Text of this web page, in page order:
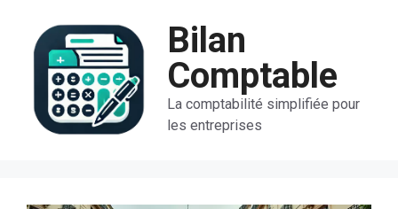
contenu
Bilan
Comptable
La comptabilité simplifiée pour
les entreprises